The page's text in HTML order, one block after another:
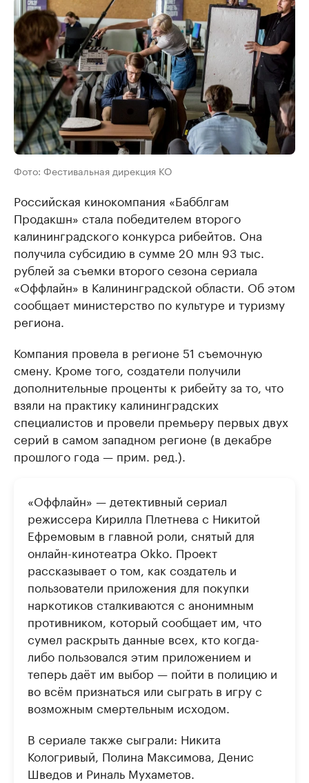
Фото: Фестивальная дирекция КО
Российская кинокомпания «Бабблгам
Продакшн» стала победителем второго
калининградского конкурса рибейтов. Она
получила субсидию в сумме 20 млн 93 тыс.
рублей за съемки второго сезона сериала
«Оффлайн» в Калининградской области. Об этом
сообщает министерство по культуре и туризму
региона.
Компания провела в регионе 51 съемочную
смену. Кроме того, создатели получили
дополнительные проценты к рибейту за то, что
взяли на практику калининградских
специалистов и провели премьеру первых двух
серий в самом западном регионе (в декабре
прошлого года — прим. ред.).
«Оффлайн» — детективный сериал
режиссера Кирилла Плетнева с Никитой
Ефремовым в главной роли, снятый для
онлайн-кинотеатра Okko. Проект
рассказывает о том, как создатель и
пользователи приложения для покупки
наркотиков сталкиваются с анонимным
противником, который сообщает им, что
сумел раскрыть данные всех, кто когда-
либо пользовался этим приложением и
теперь даёт им выбор — пойти в полицию и
во всём признаться или сыграть в игру с
возможным смертельным исходом.
В сериале также сыграли: Никита
Кологривый, Полина Максимова, Денис
Шведов и Риналь Мухаметов.